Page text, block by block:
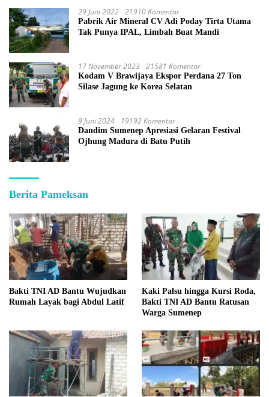
29 Juni 2022 21910 Komentar
Pabrik Air Mineral CV Adi Poday Tirta Utama
Tak Punya IPAL, Limbah Buat Mandi
17 November 2023 21581 Komentar
Kodam V Brawijaya Ekspor Perdana 27 Ton
Silase Jagung ke Korea Selatan
9 Juni 2024 19192 Komentar
Dandim Sumenep Apresiasi Gelaran Festival
Ojhung Madura di Batu Putih
Berita Pameksan
Bakti TNI AD Bantu Wujudkan
Rumah Layak bagi Abdul Latif
Kaki Palsu hingga Kursi Roda,
Bakti TNI AD Bantu Ratusan
Warga Sumenep